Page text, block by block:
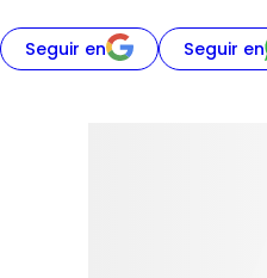
Seguir en Seguir en